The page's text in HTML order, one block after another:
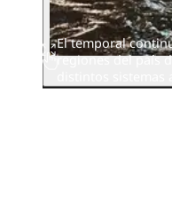
El temporal
regiones del país